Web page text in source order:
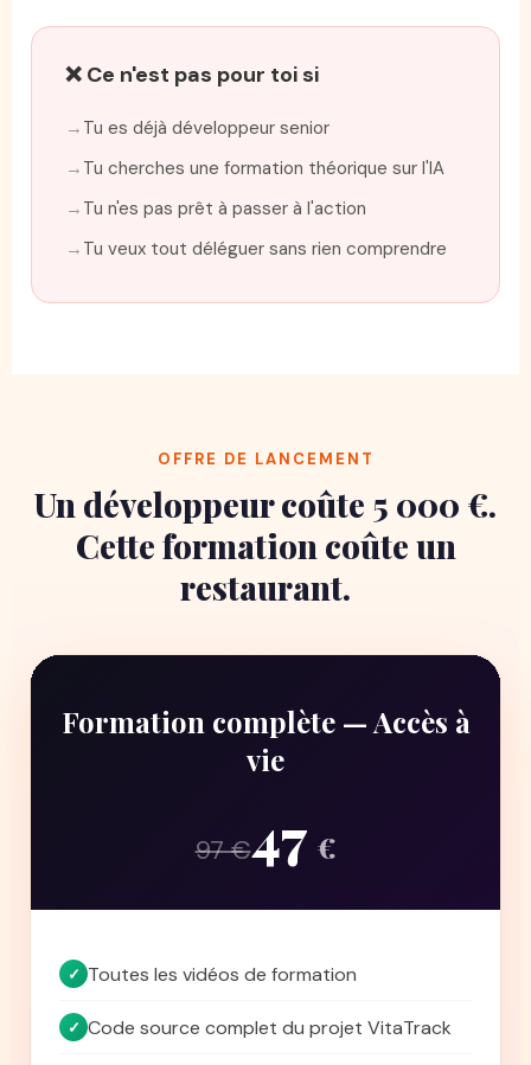
❌ Ce n'est pas pour toi si
Tu es déjà développeur senior
Tu cherches une formation théorique sur l'IA
Tu n'es pas prêt à passer à l'action
Tu veux tout déléguer sans rien comprendre
OFFRE DE LANCEMENT
Un développeur coûte 5 000 €.
Cette formation coûte un
restaurant.
Formation complète — Accès à
vie
97 €47 €
✓ Toutes les vidéos de formation
✓ Code source complet du projet VitaTrack